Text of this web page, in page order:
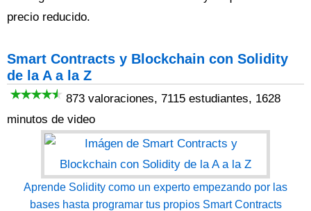
precio reducido.
Smart Contracts y Blockchain con Solidity
de la A a la Z
873 valoraciones, 7115 estudiantes, 1628
minutos de video
Aprende Solidity como un experto empezando por las
bases hasta programar tus propios Smart Contracts